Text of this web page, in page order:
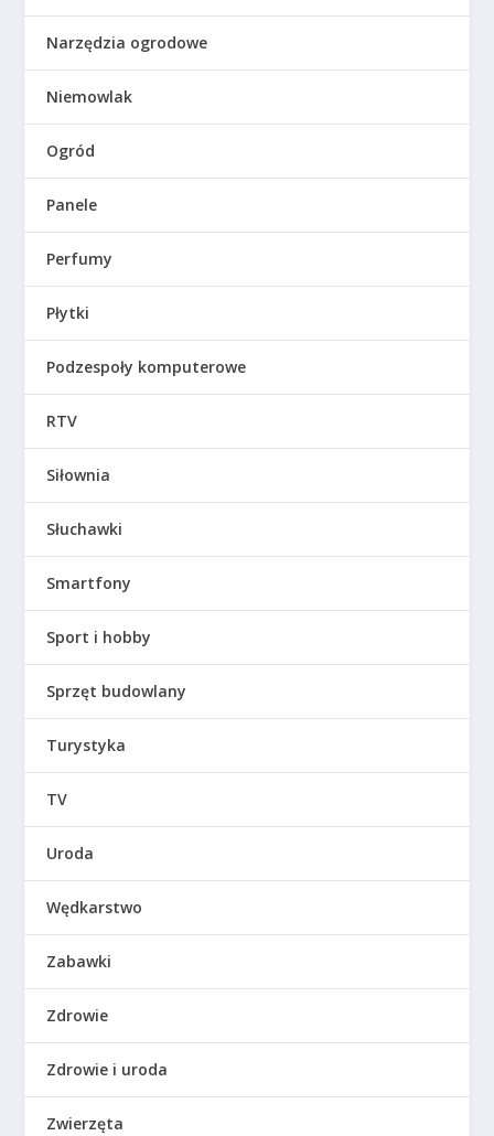
Narzędzia ogrodowe
Niemowlak
Ogród
Panele
Perfumy
Płytki
Podzespoły komputerowe
RTV
Siłownia
Słuchawki
Smartfony
Sport i hobby
Sprzęt budowlany
Turystyka
TV
Uroda
Wędkarstwo
Zabawki
Zdrowie
Zdrowie i uroda
Zwierzęta